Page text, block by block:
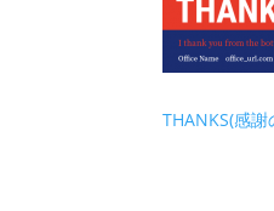
THANKS(感